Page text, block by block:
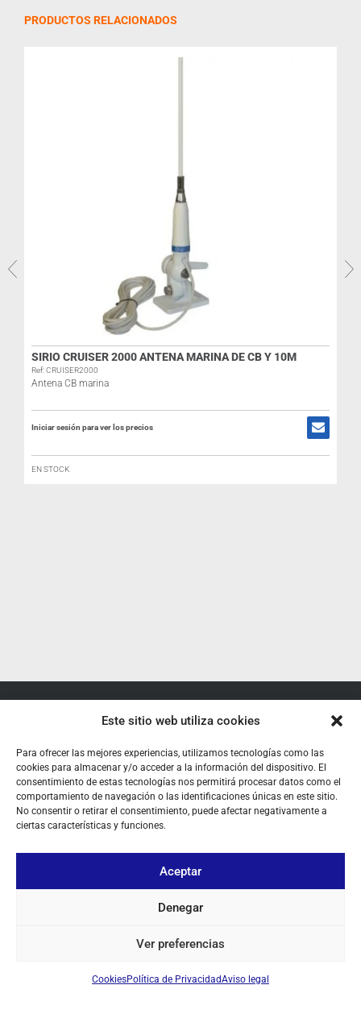
Este sitio web utiliza cookies
Para ofrecer las mejores experiencias, utilizamos tecnologías como las
cookies para almacenar y/o acceder a la información del dispositivo. El
consentimiento de estas tecnologías nos permitirá procesar datos como el
comportamiento de navegación o las identificaciones únicas en este sitio.
No consentir o retirar el consentimiento, puede afectar negativamente a
ciertas características y funciones.
Aceptar
Denegar
Ver preferencias
CookiesPolítica de PrivacidadAviso legal
PRODUCTOS RELACIONADOS
SIRIO CRUISER 2000 ANTENA MARINA DE CB Y 10M
Ref: CRUISER2000
Antena CB marina
Iniciar sesión para ver los precios
EN STOCK
CONTACTO
SÍGUENOS
+ 34 933 348 800
Linkedin
Instagram